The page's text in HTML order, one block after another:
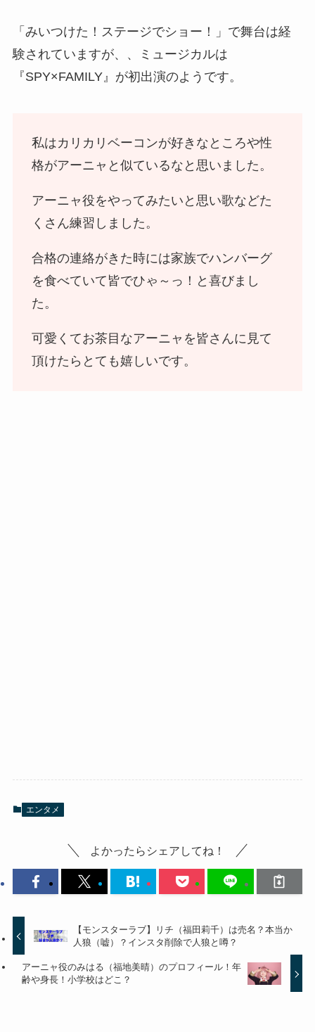
「みいつけた！ステージでショー！」で舞台は経
験されていますが、、ミュージカルは
『SPY×FAMILY』が初出演のようです。
私はカリカリベーコンが好きなところや性
格がアーニャと似ているなと思いました。
アーニャ役をやってみたいと思い歌などた
くさん練習しました。
合格の連絡がきた時には家族でハンバーグ
を食べていて皆でひゃ～っ！と喜びまし
た。
可愛くてお茶目なアーニャを皆さんに見て
頂けたらとても嬉しいです。
エンタメ
よかったらシェアしてね！
【モンスターラブ】リチ（福田莉千）は売名？本当か
人狼（嘘）？インスタ削除で人狼と噂？
アーニャ役のみはる（福地美晴）のプロフィール！年
齢や身長！小学校はどこ？